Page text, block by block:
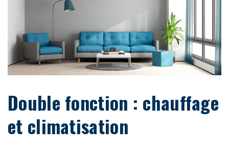
Double fonction : chauffage
et climatisation